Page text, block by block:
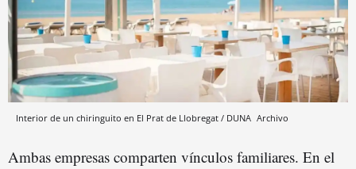
Interior de un chiringuito en El Prat de Llobregat / DUNA Archivo
Ambas empresas comparten vínculos familiares. En el